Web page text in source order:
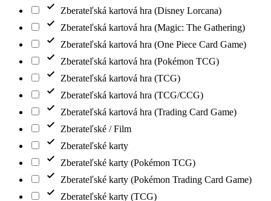
Zberateľská kartová hra (Disney Lorcana)
Zberateľská kartová hra (Magic: The Gathering)
Zberateľská kartová hra (One Piece Card Game)
Zberateľská kartová hra (Pokémon TCG)
Zberateľská kartová hra (TCG)
Zberateľská kartová hra (TCG/CCG)
Zberateľská kartová hra (Trading Card Game)
Zberateľské / Film
Zberateľské karty
Zberateľské karty (Pokémon TCG)
Zberateľské karty (Pokémon Trading Card Game)
Zberateľské karty (TCG)